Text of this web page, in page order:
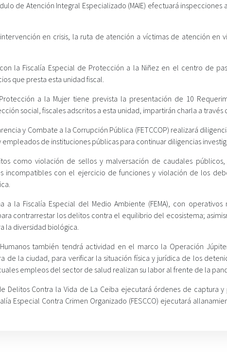
de Atención Integral Especializado (MAIE) efectuará
en crisis, la ruta de atención a víctimas de atención en
la Fiscalía Especial de Protección a la Niñez en el centro de
que presta esta unidad fiscal.
a la Mujer tiene prevista la presentación de 10
social, fiscales adscritos a esta unidad, impartirán charla a través
y Combate a la Corrupción Pública (FETCCOP) realizará
empleados de instituciones públicas para continuar diligencias
como violación de sellos y malversación de caudales
incompatibles con el ejercicio de funciones y violación de los
a la Fiscalía Especial del Medio Ambiente (FEMA), con
contrarrestar los delitos contra el equilibrio del ecosistema;
la diversidad biológica.
también tendrá actividad en el marco la Operación
de la ciudad, para verificar la situación física y jurídica de los
empleos del sector de salud realizan su labor al frente de la
Delitos Contra la Vida de La Ceiba ejecutará órdenes de captura
Especial Contra Crimen Organizado (FESCCO) ejecutará